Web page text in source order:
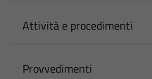
Attività e procedimenti
Provvedimenti